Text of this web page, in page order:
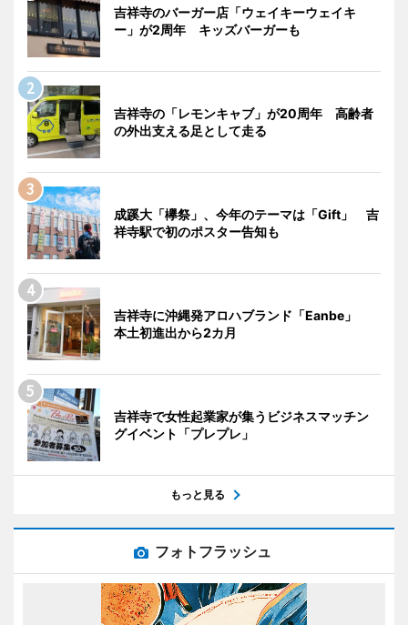
吉祥寺のバーガー店「ウェイキーウェイキ
ー」が2周年 キッズバーガーも
吉祥寺の「レモンキャブ」が20周年 高齢者
の外出支える足として走る
成蹊大「欅祭」、今年のテーマは「Gift」 吉
祥寺駅で初のポスター告知も
吉祥寺に沖縄発アロハブランド「Eanbe」
本土初進出から2カ月
吉祥寺で女性起業家が集うビジネスマッチン
グイベント「プレプレ」
もっと見る
フォトフラッシュ